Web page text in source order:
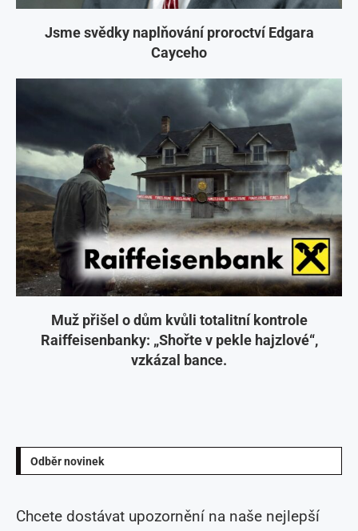
Jsme svědky naplňování proroctví Edgara
Cayceho
Muž přišel o dům kvůli totalitní kontrole
Raiffeisenbanky: „Shořte v pekle hajzlové“,
vzkázal bance.
Odběr novinek
Chcete dostávat upozornění na naše nejlepší